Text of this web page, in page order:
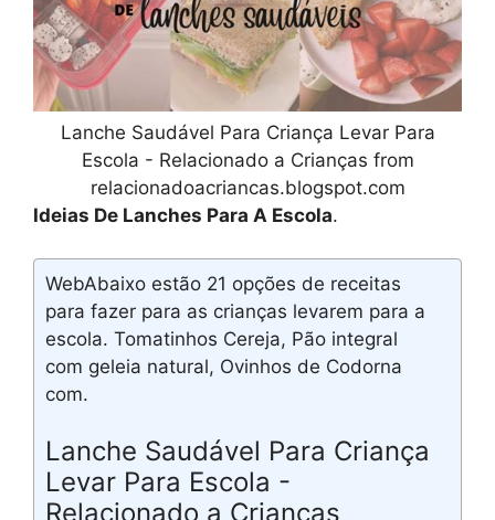
Lanche Saudável Para Criança Levar Para
Escola - Relacionado a Crianças from
relacionadoacriancas.blogspot.com
Ideias De Lanches Para A Escola.
WebAbaixo estão 21 opções de receitas
para fazer para as crianças levarem para a
escola. Tomatinhos Cereja, Pão integral
com geleia natural, Ovinhos de Codorna
com.
Lanche Saudável Para Criança
Levar Para Escola -
Relacionado a Crianças